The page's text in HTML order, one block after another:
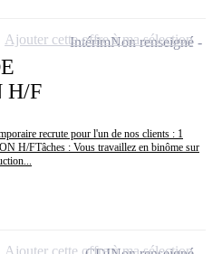
H/F
recrute pour l'un de nos clients : 1
H/FTâches : Vous travaillez en binôme sur
IntérimNon renseigné
Ajouter cette offre à ma sélection
Ajouter cette offre à ma sélection